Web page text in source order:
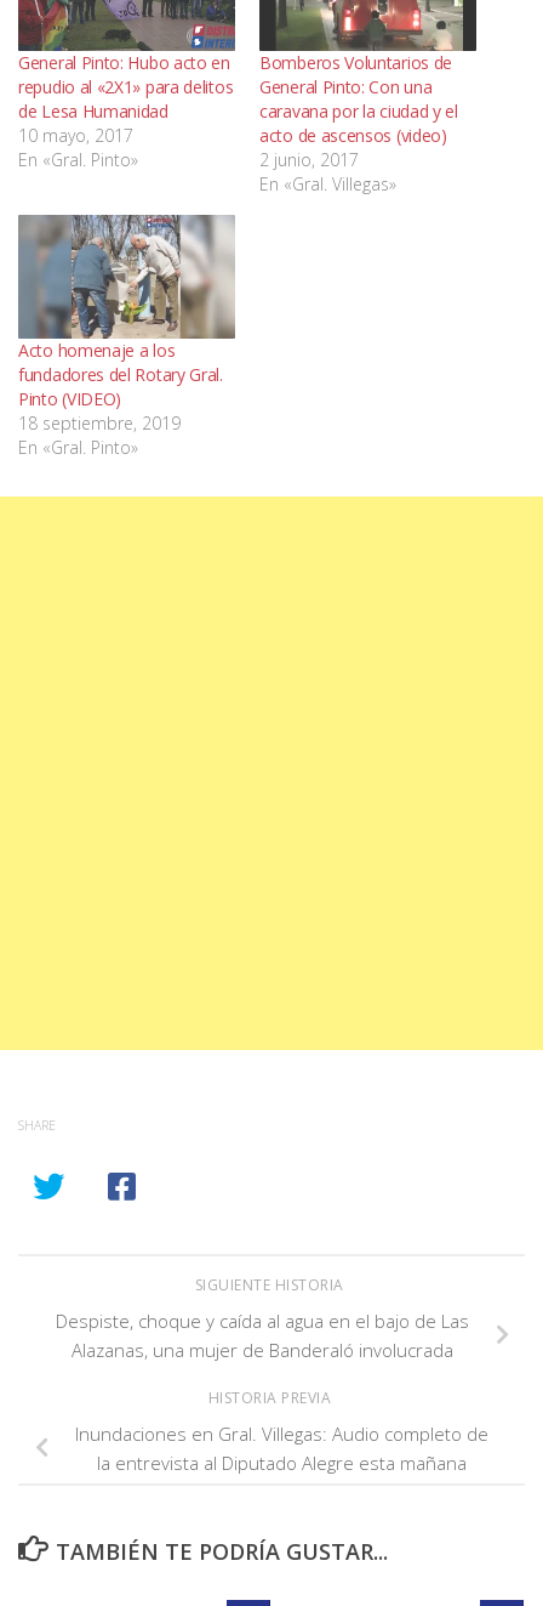
General Pinto: Hubo acto en
repudio al «2X1» para delitos
de Lesa Humanidad
10 mayo, 2017
En «Gral. Pinto»
Bomberos Voluntarios de
General Pinto: Con una
caravana por la ciudad y el
acto de ascensos (video)
2 junio, 2017
En «Gral. Villegas»
Acto homenaje a los
fundadores del Rotary Gral.
Pinto (VIDEO)
18 septiembre, 2019
En «Gral. Pinto»
SHARE
SIGUIENTE HISTORIA
Despiste, choque y caída al agua en el bajo de Las
Alazanas, una mujer de Banderaló involucrada
HISTORIA PREVIA
Inundaciones en Gral. Villegas: Audio completo de
la entrevista al Diputado Alegre esta mañana
TAMBIÉN TE PODRÍA GUSTAR...